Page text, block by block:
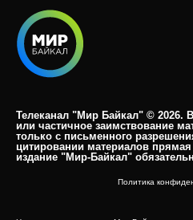
Телеканал "Мир Байкал" © 2026.
или частичное заимствование
только с письменного
цитировании материалов
издание "Мир-Байкал"
Политика